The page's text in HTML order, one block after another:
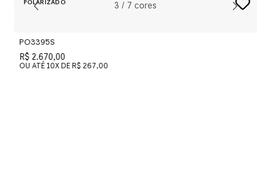
3 / 7 cores
PO3395S
R$ 2.670,00
OU ATÉ 10X DE R$ 267,00